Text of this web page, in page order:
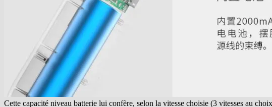
Cette capacité niveau batterie lui confère, selon la vitesse choisie (3 vitesses au